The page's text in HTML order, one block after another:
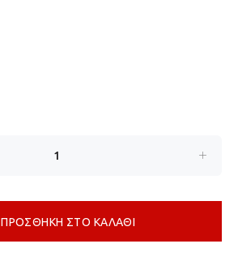
ΠΡΟΣΘΗΚΗ ΣΤΟ ΚΑΛΑΘΙ